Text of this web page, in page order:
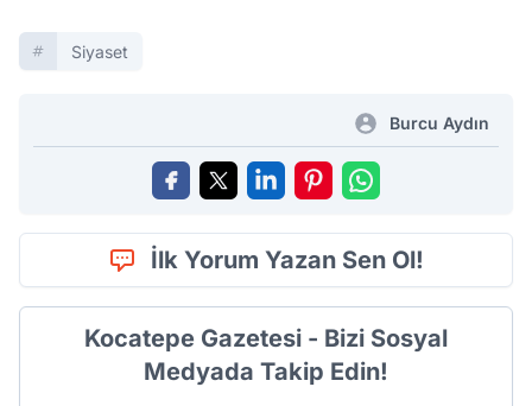
Siyaset
Burcu Aydın
İlk Yorum Yazan Sen Ol!
Kocatepe Gazetesi - Bizi Sosyal
Medyada Takip Edin!